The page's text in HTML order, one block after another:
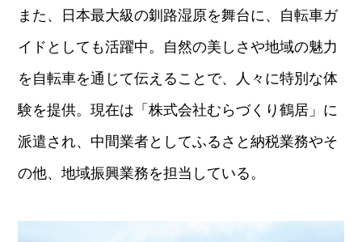
また、日本最大級の釧路湿原を舞台に、自転車ガ
イドとしても活躍中。自然の美しさや地域の魅力
を自転車を通じて伝えることで、人々に特別な体
験を提供。現在は「株式会社むらづくり鶴居」に
派遣され、中間業者としてふるさと納税業務やそ
の他、地域振興業務を担当している。